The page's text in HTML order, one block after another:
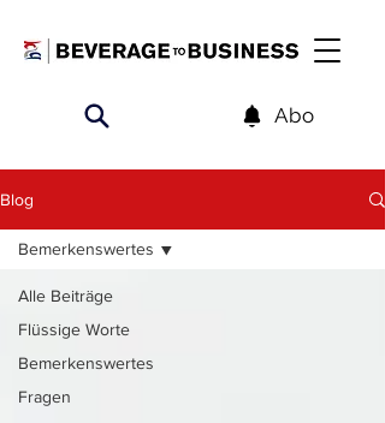
Abo
Blog
Alle Beiträge
Flüssige Worte
Bemerkenswertes
Fragen
Bemerkenswertes